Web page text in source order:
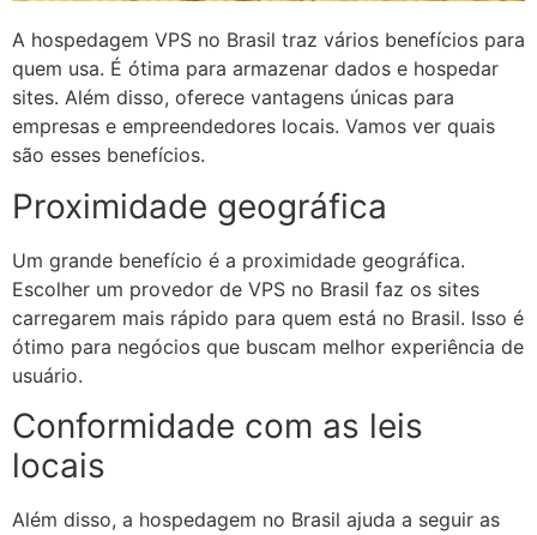
A hospedagem VPS no Brasil traz vários benefícios para
quem usa. É ótima para armazenar dados e hospedar
sites. Além disso, oferece vantagens únicas para
empresas e empreendedores locais. Vamos ver quais
são esses benefícios.
Proximidade geográfica
Um grande benefício é a proximidade geográfica.
Escolher um provedor de VPS no Brasil faz os sites
carregarem mais rápido para quem está no Brasil. Isso é
ótimo para negócios que buscam melhor experiência de
usuário.
Conformidade com as leis
locais
Além disso, a hospedagem no Brasil ajuda a seguir as